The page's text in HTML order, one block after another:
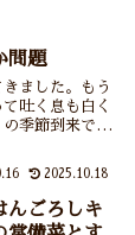
問題
ました。もう
吐く息も白く
季節到来です
になれなく
ん始めます
2025.10.18
んごろしキ